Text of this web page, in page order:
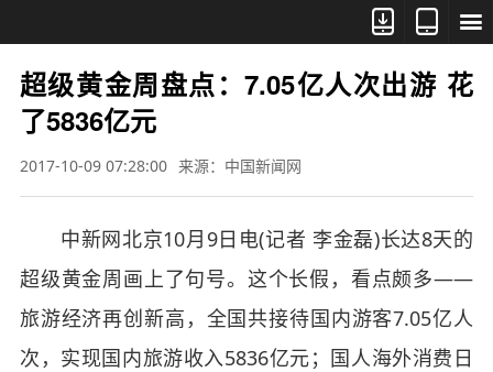



超级黄金周盘点：7.05亿人次出游 花
了5836亿元
2017-10-09 07:28:00 来源：中国新闻网
中新网北京10月9日电(记者 李金磊)长达8天的
超级黄金周画上了句号。这个长假，看点颇多——
旅游经济再创新高，全国共接待国内游客7.05亿人
次，实现国内旅游收入5836亿元；国人海外消费日